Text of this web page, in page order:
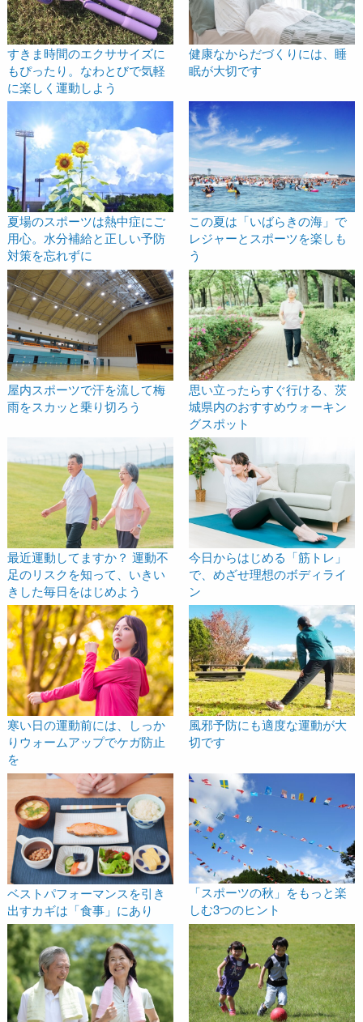
すきま時間のエクササイズに
もぴったり。なわとびで気軽
に楽しく運動しよう
健康なからだづくりには、睡
眠が大切です
夏場のスポーツは熱中症にご
用心。水分補給と正しい予防
対策を忘れずに
この夏は「いばらきの海」で
レジャーとスポーツを楽しも
う
屋内スポーツで汗を流して梅
雨をスカッと乗り切ろう
思い立ったらすぐ行ける、茨
城県内のおすすめウォーキン
グスポット
最近運動してますか？ 運動不
足のリスクを知って、いきい
きした毎日をはじめよう
今日からはじめる「筋トレ」
で、めざせ理想のボディライ
ン
寒い日の運動前には、しっか
りウォームアップでケガ防止
を
風邪予防にも適度な運動が大
切です
ベストパフォーマンスを引き
出すカギは「食事」にあり
「スポーツの秋」をもっと楽
しむ3つのヒント